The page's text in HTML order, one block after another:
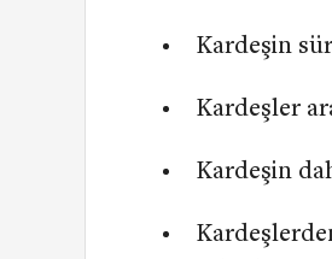
Kardeşin
Kardeşler
Kardeşin